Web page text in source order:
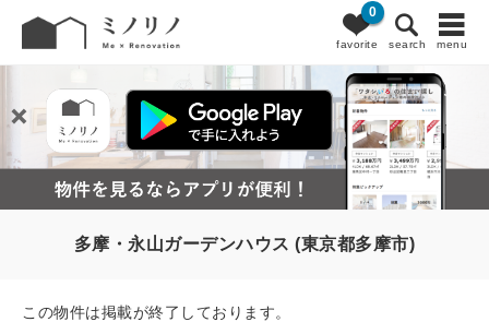
favorite
0
search menu
多摩・永山ガーデンハウス (東京都多摩市)
この物件は掲載が終了しております。